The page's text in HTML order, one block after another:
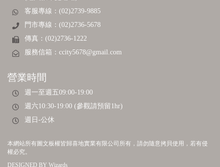
客服專線：(02)2739-9885
門市專線：(02)2736-5678
傳真：(02)2736-1222
服務信箱： ccity5678@gmail.com
營業時間
週一至週五09:00-19:00
週六10:30-19:00 (參觀請預留1hr)
週日-公休
本網站所有圖文板權皆歸喜地實業有限公司所有，請勿隨意拷貝使用，若有侵
權必究。
DESIGNED BY Wizards